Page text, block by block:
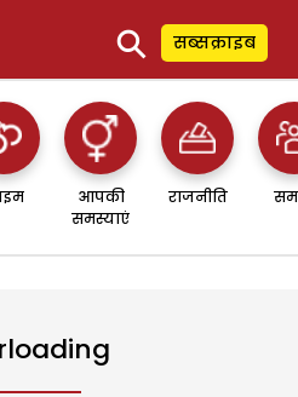
⚲ सब्सक्राइब
आपकी
समस्याएं
राजनीति